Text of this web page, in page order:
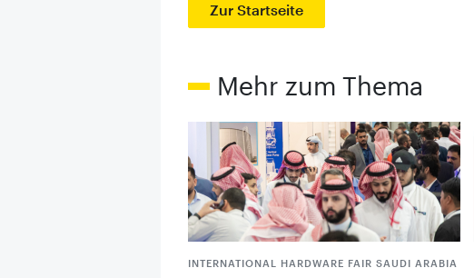
Zur Startseite
Mehr zum Thema
INTERNATIONAL HARDWARE FAIR SAUDI ARABIA